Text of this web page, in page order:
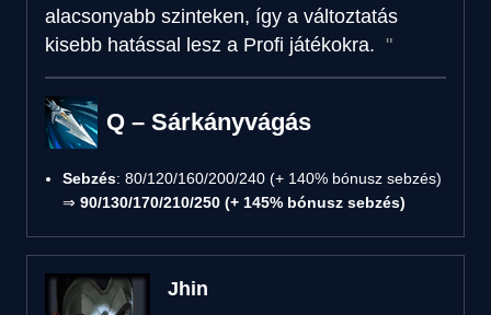
alacsonyabb szinteken, így a változtatás
kisebb hatással lesz a Profi játékokra.
Q – Sárkányvágás
Sebzés: 80/120/160/200/240 (+ 140% bónusz sebzés)
⇒ 90/130/170/210/250 (+ 145% bónusz sebzés)
Jhin